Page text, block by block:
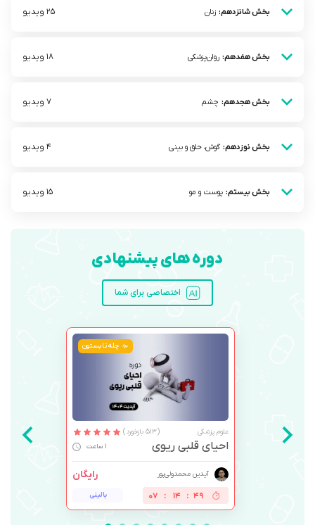
بخش شانزدهم: زنان 25 ویدیو
بخش هفدهم: روان‌پزشکی 18 ویدیو
بخش هجدهم: چشم 7 ویدیو
بخش نوزدهم: گوش، حلق و بینی 4 ویدیو
بخش بیستم: پوست و مو 15 ویدیو
دوره های پیشنهادی
اختصاصی برای شما
چله تابستون
علوم پزشکی (513 بازخورد)
احیای قلبی ریوی 1 ساعت
آیدین محمدولی‌پور رایگان
49
:
14
:
07 بالینی